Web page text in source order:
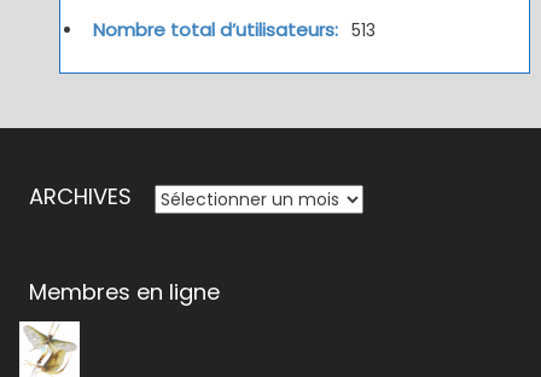
Nombre total d’utilisateurs: 513
ARCHIVES ARCHIVES
Membres en ligne